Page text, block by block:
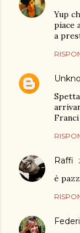
Yup
piace
a
Franci
Raffi
è